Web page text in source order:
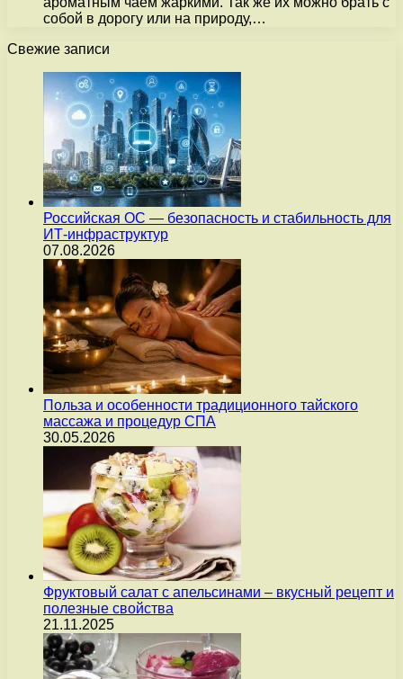
собой в дорогу или на природу,…
Свежие записи
Российская ОС — безопасность и стабильность для
ИТ-инфраструктур
07.08.2026
Польза и особенности традиционного тайского
массажа и процедур СПА
30.05.2026
Фруктовый салат с апельсинами – вкусный рецепт и
полезные свойства
21.11.2025